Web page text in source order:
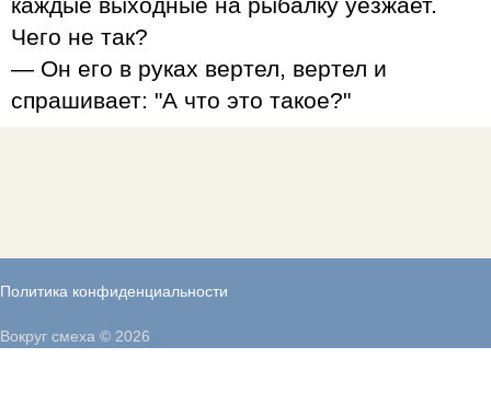
Чего не так?
— Он его в руках вертел, вертел и
спрашивает: "А что это такое?"
Политика конфиденциальности
Вокруг смеха © 2026